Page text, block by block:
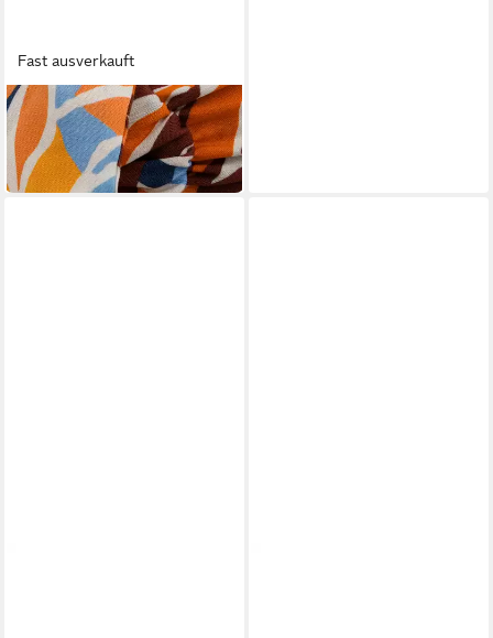
Fast ausverkauft
BARTS
Stirnband
24,99 €
in 3-4 Werktagen bei dir